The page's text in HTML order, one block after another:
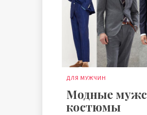
ДЛЯ МУЖЧИН
Модные
костюмы